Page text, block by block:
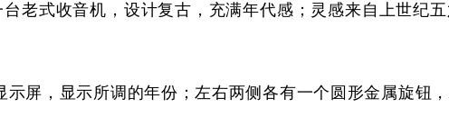
台老式收音机，设计复古，充满年代感；灵感来自上世纪
屏，显示所调的年份；左右两侧各有一个圆形金属旋钮